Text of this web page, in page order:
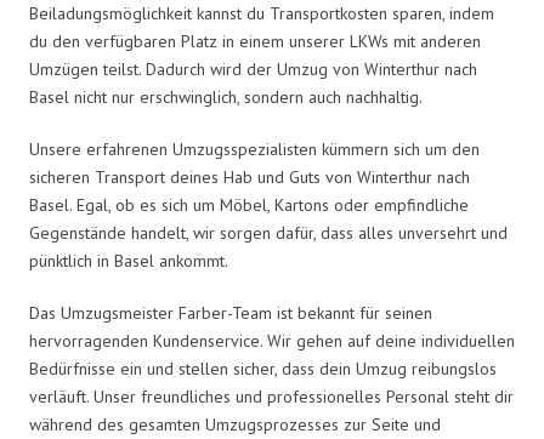
Beiladungsmöglichkeit kannst du Transportkosten sparen, indem
du den verfügbaren Platz in einem unserer LKWs mit anderen
Umzügen teilst. Dadurch wird der Umzug von Winterthur nach
Basel nicht nur erschwinglich, sondern auch nachhaltig.
Unsere erfahrenen Umzugsspezialisten kümmern sich um den
sicheren Transport deines Hab und Guts von Winterthur nach
Basel. Egal, ob es sich um Möbel, Kartons oder empfindliche
Gegenstände handelt, wir sorgen dafür, dass alles unversehrt und
pünktlich in Basel ankommt.
Das Umzugsmeister Farber-Team ist bekannt für seinen
hervorragenden Kundenservice. Wir gehen auf deine individuellen
Bedürfnisse ein und stellen sicher, dass dein Umzug reibungslos
verläuft. Unser freundliches und professionelles Personal steht dir
während des gesamten Umzugsprozesses zur Seite und